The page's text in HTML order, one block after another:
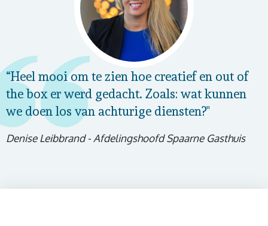
“Heel mooi om te zien hoe creatief en out of
the box er werd gedacht. Zoals: wat kunnen
we doen los van achturige diensten?"
Denise Leibbrand - Afdelingshoofd Spaarne Gasthuis